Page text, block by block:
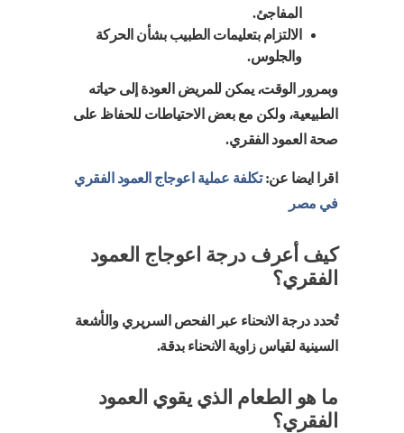
المفاجئ.
الالتزام بتعليمات الطبيب بشأن الحركة
والجلوس.
وبمرور الوقت، يمكن للمريض العودة إلى حياته
الطبيعية، ولكن مع بعض الاحتياطات للحفاظ على
صحة العمود الفقري.
اقرا ايضا عن:تكلفة عملية اعوجاج العمود الفقري
في مصر
كيف أعرف درجة اعوجاج العمود
الفقري؟
تُحدد درجة الانحناء عبر الفحص السريري والأشعة
السينية لقياس زاوية الانحناء بدقة.
ما هو الطعام الذي يقوي العمود
الفقري؟